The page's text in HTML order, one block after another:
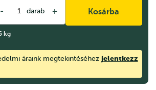
- darab + Kosárba
kg
áraink megtekintéséhez jelentkezz